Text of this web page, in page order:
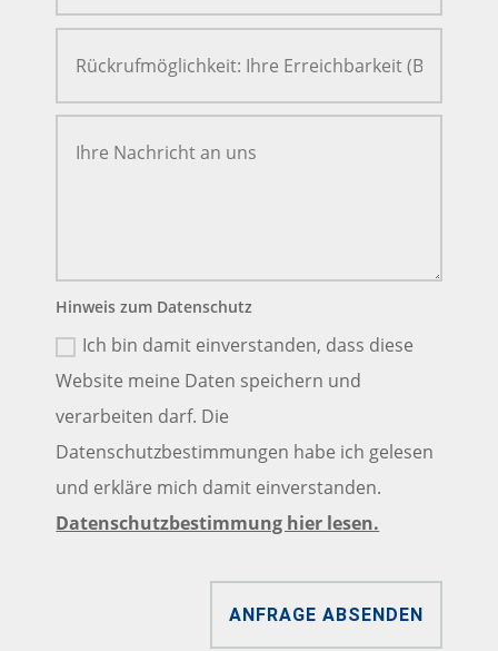
Hinweis zum Datenschutz
Ich bin damit einverstanden, dass diese
Website meine Daten speichern und
verarbeiten darf. Die
Datenschutzbestimmungen habe ich gelesen
und erkläre mich damit einverstanden.
Datenschutzbestimmung hier lesen.
ANFRAGE ABSENDEN